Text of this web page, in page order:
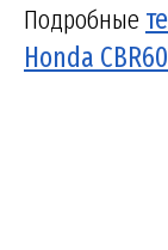
Подробные
Honda